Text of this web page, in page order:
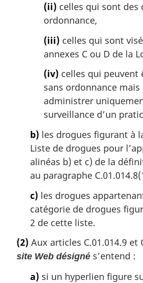
(ii) celles qui sont des
ordonnance,
(iii) celles qui sont
annexes C ou D de la
(iv) celles qui peuvent
sans ordonnance
administrer
surveillance d’un
b) les drogues figurant à
Liste de drogues pour
alinéas b) et c) de la
au paragraphe
c) les drogues
catégorie de drogues
2 de cette liste.
(2) Aux articles C.01.014.9 et
site Web désigné s’entend :
a) si un hyperlien figure